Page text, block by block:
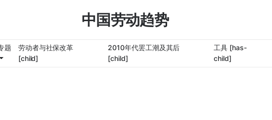
中国劳动趋势
题
劳动者与社保改革
[child]
2010年代罢工潮及其后
[child]
工具 [has-
child]